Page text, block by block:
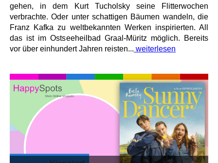
gehen, in dem Kurt Tucholsky seine Flitterwochen
verbrachte. Oder unter schattigen Bäumen wandeln, die
Franz Kafka zu weltbekannten Werken inspirierten. All
das ist im Ostseeheilbad Graal-Müritz möglich. Bereits
vor über einhundert Jahren reisten... weiterlesen